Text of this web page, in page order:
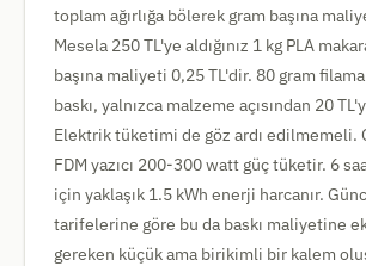
toplam ağırlığa bölerek gram başına
Mesela 250 TL'ye aldığınız 1 kg PLA
başına maliyeti 0,25 TL'dir. 80 gram
baskı, yalnızca malzeme açısından 20
Elektrik tüketimi de göz ardı edilmemeli.
FDM yazıcı 200-300 watt güç tüketir. 6
için yaklaşık 1.5 kWh enerji harcanır.
tarifelerine göre bu da baskı maliyetine
gereken küçük ama birikimli bir kalem